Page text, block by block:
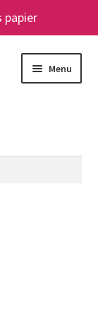
papier
Menu
le